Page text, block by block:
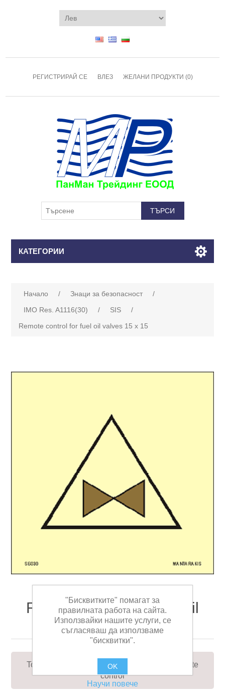
РЕГИСТРИРАЙ СЕ ВЛЕЗ ЖЕЛАНИ ПРОДУКТИ (0)
КАТЕГОРИИ
Начало / Знаци за безопасност
/
IMO Res. A1116(30)
/ SIS
/
Remote control for fuel oil valves 15 x 15
Remote control for fuel oil
valves 15 x 15
To signify the location of the fuel oil valve remote
control
"Бисквитките" помагат за
правилната работа на сайта.
Използвайки нашите услуги, се
съгласяваш да използваме
"бисквитки".
OK
Научи повече